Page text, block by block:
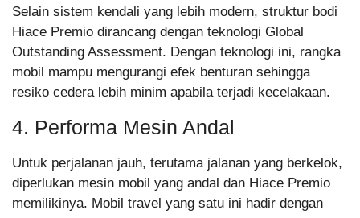
Selain sistem kendali yang lebih modern, struktur bodi
Hiace Premio dirancang dengan teknologi Global
Outstanding Assessment. Dengan teknologi ini, rangka
mobil mampu mengurangi efek benturan sehingga
resiko cedera lebih minim apabila terjadi kecelakaan.
4. Performa Mesin Andal
Untuk perjalanan jauh, terutama jalanan yang berkelok,
diperlukan mesin mobil yang andal dan Hiace Premio
memilikinya. Mobil travel yang satu ini hadir dengan